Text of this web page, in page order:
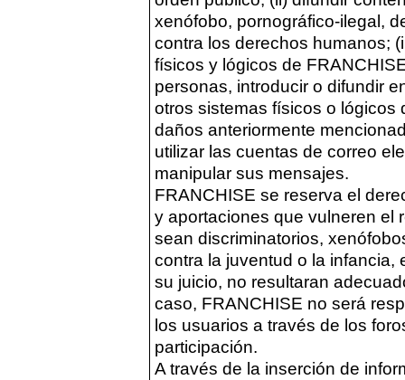
xenófobo, pornográfico-ilegal,
contra los derechos humanos;
físicos y lógicos de
personas, introducir o difundir
otros sistemas físicos o
daños anteriormente
utilizar las cuentas de correo
manipular sus mensajes.
FRANCHISE se reserva el
y aportaciones que vulneren el
sean discriminatorios,
contra la juventud o la infancia,
su juicio, no resultaran
caso, FRANCHISE no será
los usuarios a través de los
participación.
A través de la inserción de